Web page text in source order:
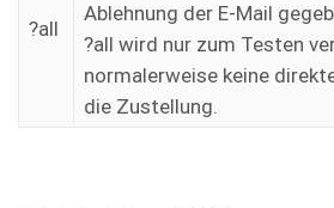
?all
Ablehnung der E-Mail
?all wird nur zum Testen
normalerweise keine
die Zustellung.